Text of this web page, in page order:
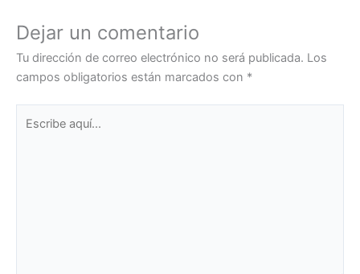
Dejar un comentario
Tu dirección de correo electrónico no será publicada. Los
campos obligatorios están marcados con *
aquí...